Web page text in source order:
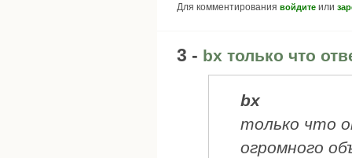
Для комментирования войдите или
3 - bx только что
bx
только что
огромного